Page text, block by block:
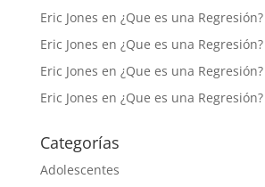
Eric Jones en ¿Que es una Regresión?
Eric Jones en ¿Que es una Regresión?
Eric Jones en ¿Que es una Regresión?
Eric Jones en ¿Que es una Regresión?
Categorías
Adolescentes